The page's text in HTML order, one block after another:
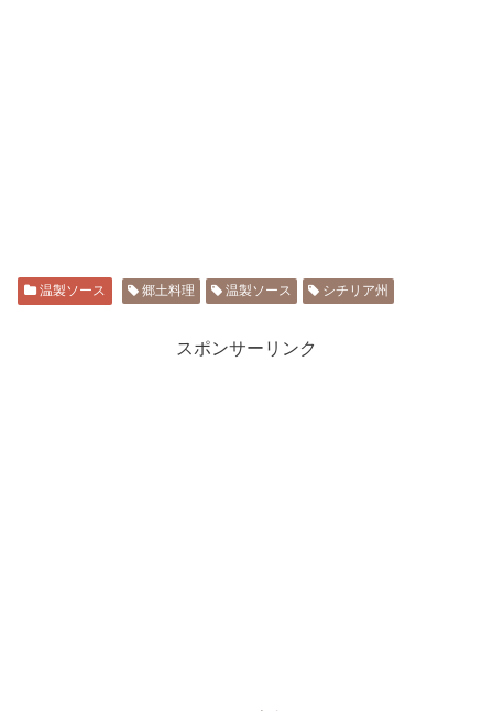
温製ソース 郷土料理 温製ソース シチリア州
スポンサーリンク